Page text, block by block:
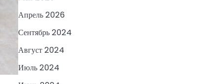
Апрель 2026
Сентябрь 2024
Август 2024
Июль 2024